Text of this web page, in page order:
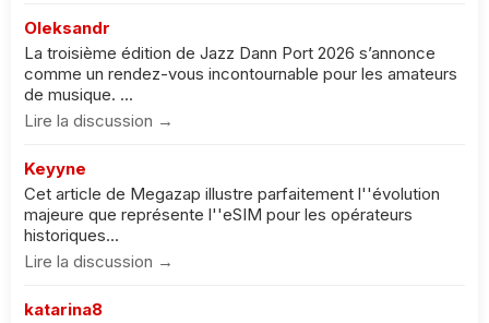
Oleksandr
La troisième édition de Jazz Dann Port 2026 s’annonce
comme un rendez-vous incontournable pour les amateurs
de musique. ...
Lire la discussion →
Keyyne
Cet article de Megazap illustre parfaitement l''évolution
majeure que représente l''eSIM pour les opérateurs
historiques...
Lire la discussion →
katarina8